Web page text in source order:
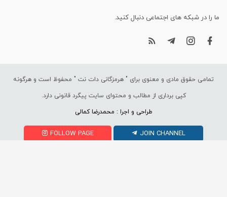
ما را در شبکه های اجتماعی دنبال کنید.
تمامی حقوق مادی و معنوی برای " هرمزگانی دات نت " محفوظ است و هرگونه
کپی برداری از مطالب و محتوای سایت پیگرد قانونی دارد.
طراحی و اجرا : محمدرضا کمالی
FOLLOW PAGE JOIN CHANNEL